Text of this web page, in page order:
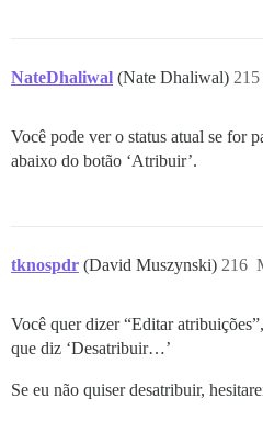
NateDhaliwal (Nate Dhaliwal) 215
Você pode ver o status atual se for
abaixo do botão ‘Atribuir’.
tknospdr (David Muszynski) 216
Você quer dizer “Editar
que diz ‘Desatribuir…’
Se eu não quiser desatribuir,